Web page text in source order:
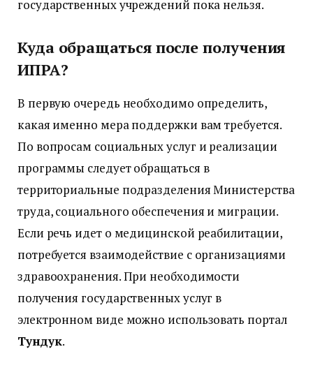
государственных учреждений пока нельзя.
Куда обращаться после получения
ИПРА?
В первую очередь необходимо определить,
какая именно мера поддержки вам требуется.
По вопросам социальных услуг и реализации
программы следует обращаться в
территориальные подразделения Министерства
труда, социального обеспечения и миграции.
Если речь идет о медицинской реабилитации,
потребуется взаимодействие с организациями
здравоохранения. При необходимости
получения государственных услуг в
электронном виде можно использовать портал
Тундук.